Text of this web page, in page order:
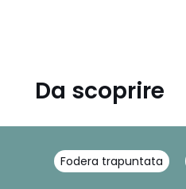
Da scoprire
Fodera trapuntata